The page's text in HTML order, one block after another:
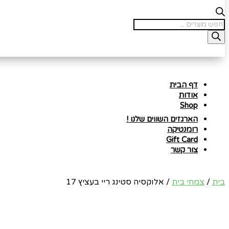
Products
search
דף הבית
אודות
Shop
הארגזים השווים שלנו !
רומנטיקה
Gift Card
צור קשר
בית / צמחי בית / אלוקסיה סטינג ריי בעציץ 17